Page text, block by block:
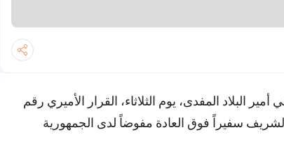
المفدى، يوم الثلاثاء، القرار الأميري رقم
الشريف سفيراً فوق العادة مفوضاً لدى الجمهورية